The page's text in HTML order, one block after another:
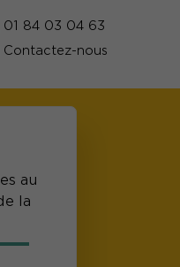
01 84 03 04 63
Contactez-nous
au
la